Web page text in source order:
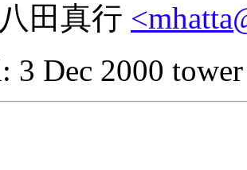
田真行
3 Dec 2000 tower